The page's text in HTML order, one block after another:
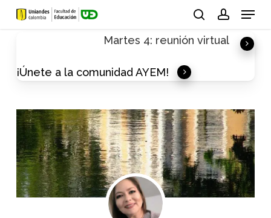
Skip
Menu
Martes 4: reunión virtual
¡Únete a la comunidad AYEM!